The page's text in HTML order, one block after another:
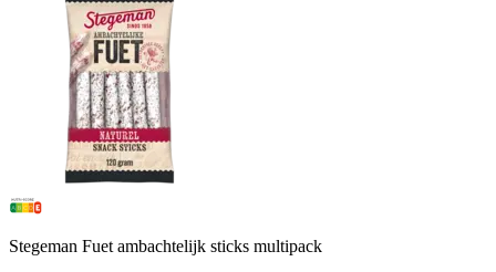
Stegeman Fuet ambachtelijk sticks multipack